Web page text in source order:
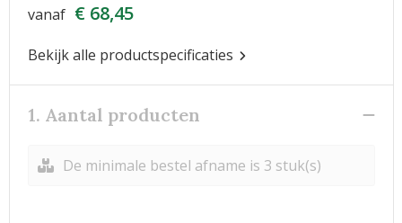
vanaf € 68,45
Bekijk alle productspecificaties
1. Aantal producten
De minimale bestel afname is 3 stuk(s)